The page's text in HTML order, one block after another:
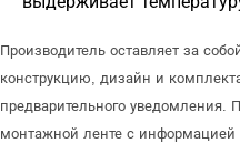
Производитель оставляет за
конструкцию, дизайн и
предварительного
монтажной ленте с